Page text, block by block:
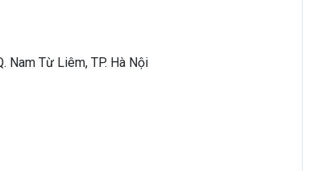
Nam Từ Liêm, TP. Hà Nội